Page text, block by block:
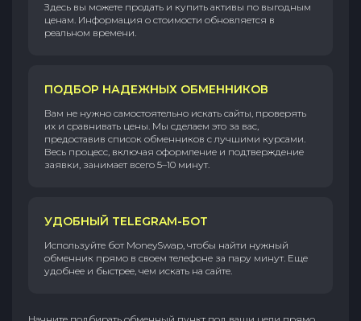
Здесь вы можете продать и купить активы по выгодным
ценам. Информация о стоимости обновляется в
реальном времени.
ПОДБОР НАДЕЖНЫХ ОБМЕННИКОВ
Вам не нужно самостоятельно искать сайты, проверять
их и сравнивать цены. Мы сделаем это за вас,
предоставив список обменников с лучшими курсами.
Весь процесс, включая оформление и подтверждение
заявки, занимает всего 5–10 минут.
УДОБНЫЙ TELEGRAM-БОТ
Используйте бот MoneySwap, чтобы найти нужный
обменник прямо в своем телефоне за пару минут. Еще
удобнее и быстрее, чем искать на сайте.